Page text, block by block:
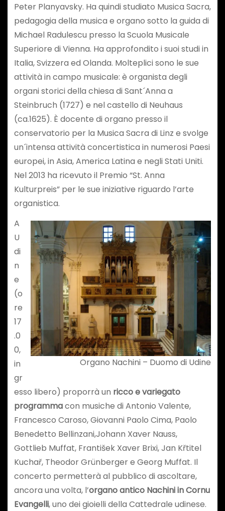
Peter Planyavsky. Ha quindi studiato Musica Sacra,
pedagogia della musica e organo sotto la guida di
Michael Radulescu presso la Scuola Musicale
Superiore di Vienna. Ha approfondito i suoi studi in
Italia, Svizzera ed Olanda. Molteplici sono le sue
attività in campo musicale: è organista degli
organi storici della chiesa di Sant´Anna a
Steinbruch (1727) e nel castello di Neuhaus
(ca.1625). È docente di organo presso il
conservatorio per la Musica Sacra di Linz e svolge
un´intensa attività concertistica in numerosi Paesi
europei, in Asia, America Latina e negli Stati Uniti.
Nel 2013 ha ricevuto il Premio “St. Anna
Kulturpreis” per le sue iniziative riguardo l’arte
organistica.
Organo Nachini – Duomo di Udine
A
U
di
n
e
(o
re
17
.0
0,
in
gr
esso libero) proporrà un ricco e variegato
programmacon musiche di Antonio Valente,
Francesco Caroso, Giovanni Paolo Cima, Paolo
Benedetto Bellinzani,Johann Xaver Nauss,
Gottlieb Muffat, František Xaver Brixi, Jan Křtitel
Kuchař, Theodor Grünberger e Georg Muffat. Il
concerto permetterà al pubblico di ascoltare,
ancora una volta, l’organo antico Nachini in Cornu
Evangelli, uno dei gioielli della Cattedrale udinese.